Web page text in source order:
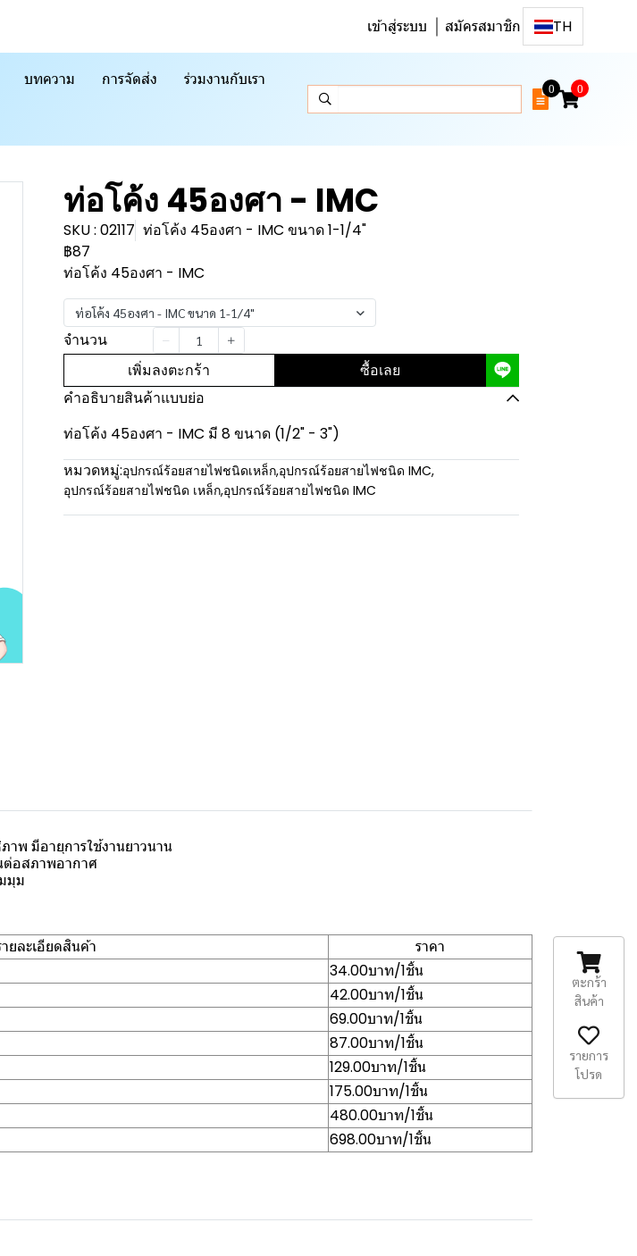
เข้าสู่ระบบ สมัครสมาชิก TH
บทความ การจัดส่ง ร่วมงานกับเรา
0 0
ท่อโค้ง 45องศา - IMC
SKU : 02117 ท่อโค้ง 45องศา - IMC ขนาด 1-1/4"
฿87
ท่อโค้ง 45องศา - IMC
ท่อโค้ง 45องศา - IMC ขนาด 1-1/4"
จำนวน
เพิ่มลงตะกร้า ซื้อเลย
คำอธิบายสินค้าแบบย่อ
ท่อโค้ง 45องศา - IMC มี 8 ขนาด (1/2" - 3")
หมวดหมู่:อุปกรณ์ร้อยสายไฟชนิดเหล็ก,อุปกรณ์ร้อยสายไฟชนิด IMC,
อุปกรณ์ร้อยสายไฟชนิด เหล็ก,อุปกรณ์ร้อยสายไฟชนิด IMC
พ มีอายุการใช้งานยาวนาน
ต่อสภาพอากาศ
มุม
ยละเอียดสินค้า
ราคา
34.00บาท/1ชิ้น
42.00บาท/1ชิ้น
69.00บาท/1ชิ้น
87.00บาท/1ชิ้น
129.00บาท/1ชิ้น
175.00บาท/1ชิ้น
480.00บาท/1ชิ้น
698.00บาท/1ชิ้น
ตะกร้า
สินค้า
รายการ
โปรด